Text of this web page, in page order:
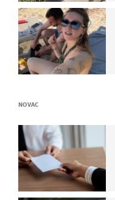
NOVAC